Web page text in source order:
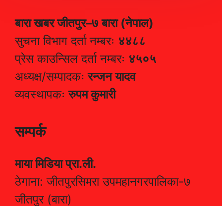
बारा खबर जीतपुर–७ बारा (नेपाल)
सुचना विभाग दर्ता नम्बरः ४४८८
प्रेस काउन्सिल दर्ता नम्बरः ४५०५
अध्यक्ष/सम्पादकःरन्जन यादव
व्यवस्थापकःरुपम कुमारी
सम्पर्क
माया मिडिया प्रा.ली.
ठेगाना: जीतपुरसिमरा उपमहानगरपालिका-७
जीतपुर (बारा)